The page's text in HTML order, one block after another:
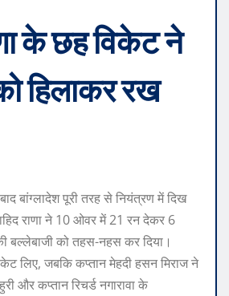
के छह विकेट ने
हिलाकर रख
बांग्लादेश पूरी तरह से नियंत्रण में दिख
राणा ने 10 ओवर में 21 रन देकर 6
बल्लेबाजी को तहस-नहस कर दिया।
लिए, जबकि कप्तान मेहदी हसन मिराज ने
और कप्तान रिचर्ड नगारावा के